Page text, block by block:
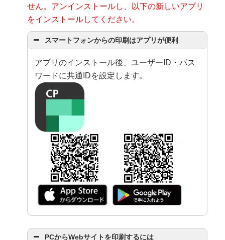
せん。アンインストールし、以下の新しいアプリ
をインストールしてください。
スマートフォンからの印刷はアプリが便利
アプリのインストール後、ユーザーID・パス
ワードに共通IDを設定します。
PCからWebサイトを印刷するには